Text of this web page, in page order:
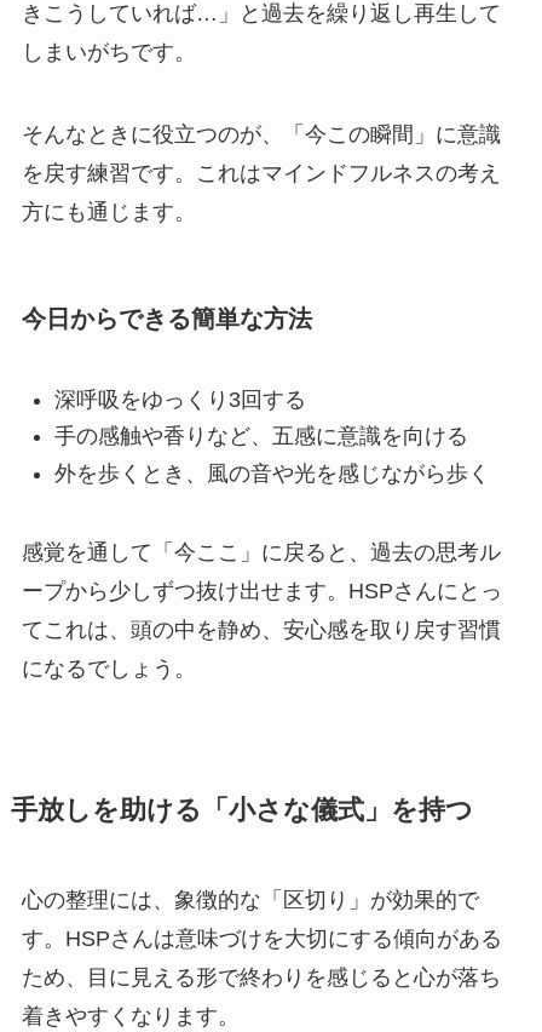
きこうしていれば…」と過去を繰り返し再生して
しまいがちです。
そんなときに役立つのが、「今この瞬間」に意識
を戻す練習です。これはマインドフルネスの考え
方にも通じます。
今日からできる簡単な方法
深呼吸をゆっくり3回する
手の感触や香りなど、五感に意識を向ける
外を歩くとき、風の音や光を感じながら歩く
感覚を通して「今ここ」に戻ると、過去の思考ル
ープから少しずつ抜け出せます。HSPさんにとっ
てこれは、頭の中を静め、安心感を取り戻す習慣
になるでしょう。
手放しを助ける「小さな儀式」を持つ
心の整理には、象徴的な「区切り」が効果的で
す。HSPさんは意味づけを大切にする傾向がある
ため、目に見える形で終わりを感じると心が落ち
着きやすくなります。